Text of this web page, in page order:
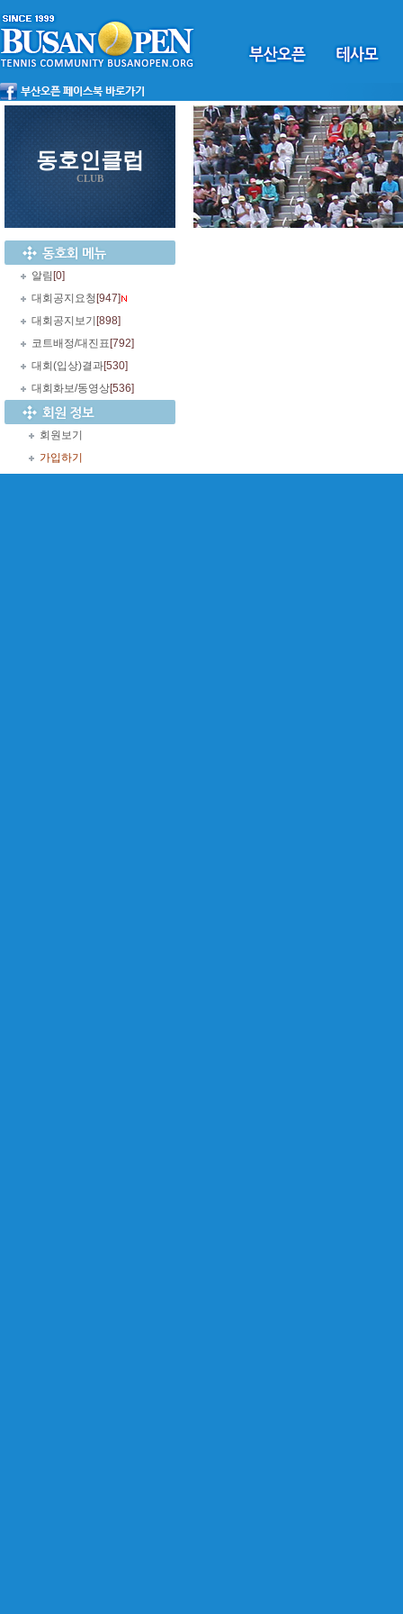
동호인클럽
CLUB
알림 [0]
대회공지요청 [947]
대회공지보기 [898]
코트배정/대진표 [792]
대회(입상)결과[530]
대회화보/동영상[536]
회원보기
가입하기